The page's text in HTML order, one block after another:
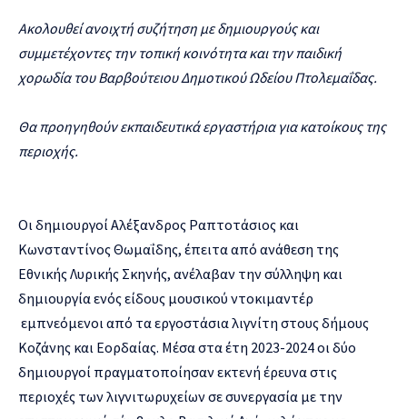
Ακολουθεί ανοιχτή συζήτηση με δημιουργούς και
συμμετέχοντες την τοπική κοινότητα και την παιδική
χορωδία του Βαρβούτειου Δημοτικού Ωδείου Πτολεμαΐδας.
Θα προηγηθούν εκπαιδευτικά εργαστήρια για κατοίκους της
περιοχής.
Οι δημιουργοί Αλέξανδρος Ραπτοτάσιος και
Κωνσταντίνος Θωμαΐδης, έπειτα από ανάθεση της
Εθνικής Λυρικής Σκηνής, ανέλαβαν την σύλληψη και
δημιουργία ενός είδους μουσικού ντοκιμαντέρ
εμπνεόμενοι από τα εργοστάσια λιγνίτη στους δήμους
Κοζάνης και Εορδαίας. Μέσα στα έτη 2023-2024 οι δύο
δημιουργοί πραγματοποίησαν εκτενή έρευνα στις
περιοχές των λιγνιτωρυχείων σε συνεργασία με την